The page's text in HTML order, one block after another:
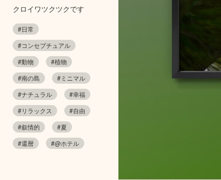
クロイワツクツクです
#日常
#コンセプチュアル
#動物
#植物
#南の島
#ミニマル
#ナチュラル
#幸福
#リラックス
#自由
#叙情的
#夏
#還暦
#@ホテル